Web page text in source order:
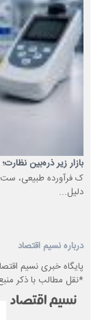
بازار زیر ذره‌بین
ک فرآورده طبیعی، ست
دلیل...
درباره نسیم اقتصاد
پایگاه خبری نسیم
*نقل مطالب با ذکر